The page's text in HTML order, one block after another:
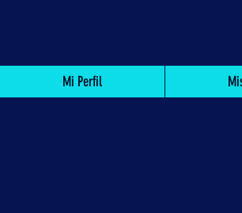
Mi Perfil